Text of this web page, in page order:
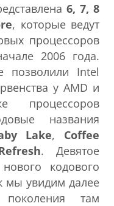
6, 7, 8
, которые ведут
процессоров
2006 года.
позволили Intel
у AMD и
процессоров
названия
Lake, Coffee
. Девятое
кодового
мы увидим далее
там